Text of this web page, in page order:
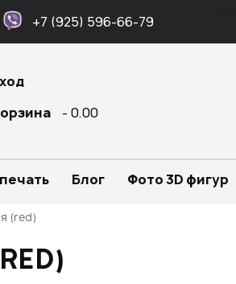
+7 (925) 596-66-79
- 0.00
Блог Фото 3D фигур
(red)